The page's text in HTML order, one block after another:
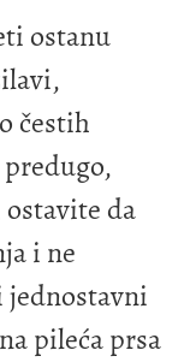
ostanu
čestih
da
i ne
pileća prsa